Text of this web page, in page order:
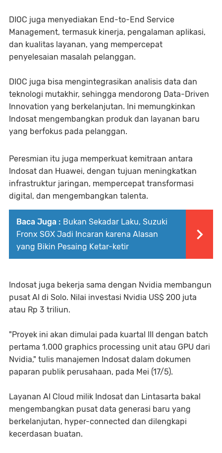
DIOC juga menyediakan End-to-End Service
Management, termasuk kinerja, pengalaman aplikasi,
dan kualitas layanan, yang mempercepat
penyelesaian masalah pelanggan.
DIOC juga bisa mengintegrasikan analisis data dan
teknologi mutakhir, sehingga mendorong Data-Driven
Innovation yang berkelanjutan. Ini memungkinkan
Indosat mengembangkan produk dan layanan baru
yang berfokus pada pelanggan.
Peresmian itu juga memperkuat kemitraan antara
Indosat dan Huawei, dengan tujuan meningkatkan
infrastruktur jaringan, mempercepat transformasi
digital, dan mengembangkan talenta.
Baca Juga : Bukan Sekadar Laku, Suzuki
Fronx SGX Jadi Incaran karena Alasan
yang Bikin Pesaing Ketar-ketir
Indosat juga bekerja sama dengan Nvidia membangun
pusat AI di Solo. Nilai investasi Nvidia US$ 200 juta
atau Rp 3 triliun.
"Proyek ini akan dimulai pada kuartal III dengan batch
pertama 1.000 graphics processing unit atau GPU dari
Nvidia," tulis manajemen Indosat dalam dokumen
paparan publik perusahaan, pada Mei (17/5).
Layanan AI Cloud milik Indosat dan Lintasarta bakal
mengembangkan pusat data generasi baru yang
berkelanjutan, hyper-connected dan dilengkapi
kecerdasan buatan.